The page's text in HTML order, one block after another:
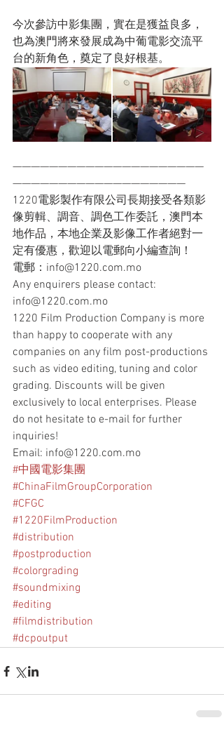
今次參訪中影集團，實在是獲益良多，
也為澳門將來發展成為中葡電影交流平
台的新角色，奠定了良好根基。
—————————————————————
———————————————————
1220電影製作有限公司長期接受各類影
像剪輯、調音、調色工作委託，澳門本
地作品，本地企業及影像工作者絕對一
定有優惠，歡迎以電郵向小編查詢！
電郵：info@1220.com.mo
Any enquirers please contact:
info@1220.com.mo
1220 Film Production Company is more
than happy to cooperate with any
companies on any film post-productions
such as video editing, tuning and color
grading. Discounts will be given
exclusively to local enterprises. Please
do not hesitate to e-mail for further
inquiries!
Email: info@1220.com.mo
#中國電影集團
#ChinaFilmGroupCorporation
#CFGC
#1220FilmProduction
#distribution
#postproduction
#colorgrading
#soundmixing
#editing
#filmdistribution
#dcpoutput